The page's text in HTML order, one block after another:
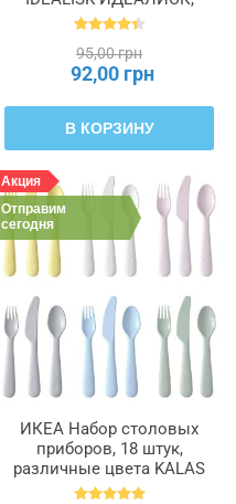
469.568.00
95,00 грн
92,00 грн
В КОРЗИНУ
Акция
Отправим
сегодня
ИКЕА Набор столовых
приборов, 18 штук,
различные цвета KALAS
КАЛАС, 704.613.85